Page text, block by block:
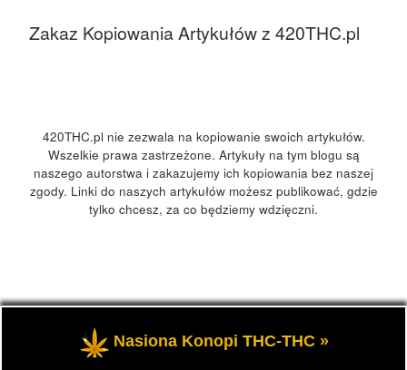
Zakaz Kopiowania Artykułów z 420THC.pl
420THC.pl nie zezwala na kopiowanie swoich artykułów.
Wszelkie prawa zastrzeżone. Artykuły na tym blogu są
naszego autorstwa i zakazujemy ich kopiowania bez naszej
zgody. Linki do naszych artykułów możesz publikować, gdzie
tylko chcesz, za co będziemy wdzięczni.
420Polska, 420THC.pl
– Wszelkie prawa zastrzeżone
- Kultura marihuany, konopi 420 w Polsce i na świecie.
Nasiona Konopi THC-THC »